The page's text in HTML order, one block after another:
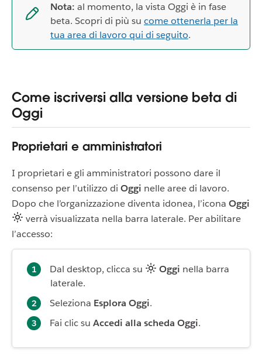
Nota: al momento, la vista Oggi è in fase
beta. Scopri di più su come ottenerla per la
tua area di lavoro qui di seguito.
Come iscriversi alla versione beta di
Oggi
Proprietari e amministratori
I proprietari e gli amministratori possono dare il
consenso per l’utilizzo di Oggi nelle aree di lavoro.
Dopo che l’organizzazione diventa idonea, l’icona Oggi
verrà visualizzata nella barra laterale. Per abilitare
l’accesso:
Dal desktop, clicca su Oggi nella barra
laterale.
Seleziona Esplora Oggi.
Fai clic su Accedi alla scheda Oggi.